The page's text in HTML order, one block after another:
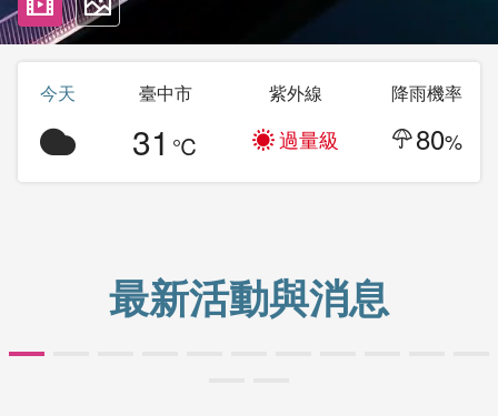
影片照片
今天 臺中市
31 ℃
紫外線
過量級
降雨機率
80%
最新活動與消息
第10屆全球旅遊發展組織論壇